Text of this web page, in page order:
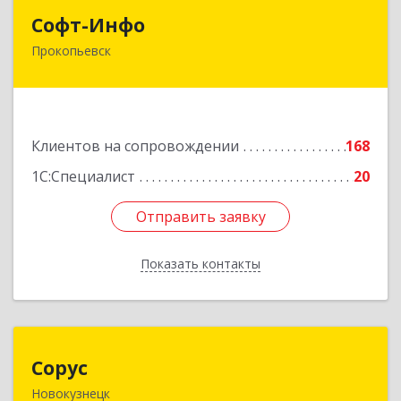
Софт-Инфо
Прокопьевск
Клиентов на сопровождении
168
1С:Специалист
20
Отправить заявку
Показать контакты
653039, Кемеровская область - Кузбасс,
Подробнее
Отправить заявку
Назад
Сорус
Новокузнецк654005, Кемеровская область - Кузбасс,